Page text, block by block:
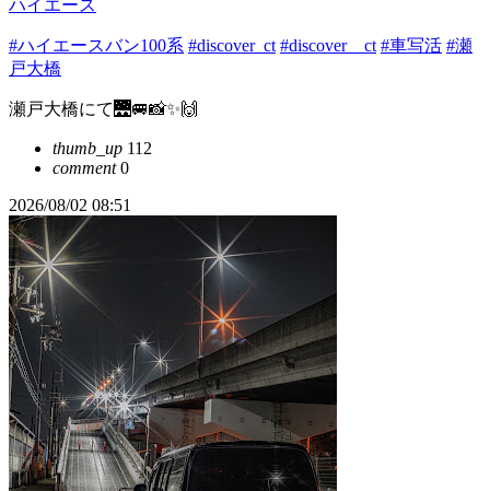
ハイエース
#ハイエースバン100系 #discover_ct #discover＿ct #車写活 #瀬
戸大橋
瀬戸大橋にて🌉🚐📸✨🙌
thumb_up 112
comment0
2026/08/02 08:51